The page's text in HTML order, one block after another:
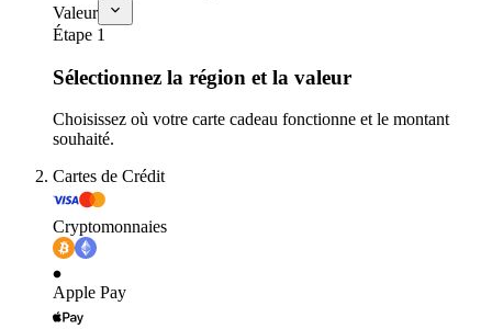
Valeur
Étape 1
Sélectionnez la région et la valeur
Choisissez où votre carte cadeau fonctionne et le montant
souhaité.
Cartes de Crédit
Cryptomonnaies
Apple Pay